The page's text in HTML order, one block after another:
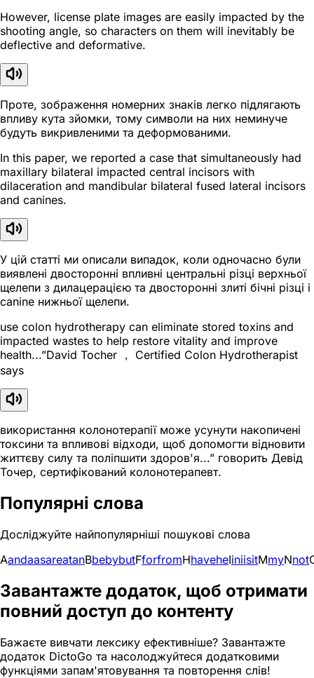
However, license plate images are easily impacted by the
shooting angle, so characters on them will inevitably be
deflective and deformative.
Проте, зображення номерних знаків легко підлягають
впливу кута зйомки, тому символи на них неминуче
будуть викривленими та деформованими.
In this paper, we reported a case that simultaneously had
maxillary bilateral impacted central incisors with
dilaceration and mandibular bilateral fused lateral incisors
and canines.
У цій статті ми описали випадок, коли одночасно були
виявлені двосторонні впливні центральні різці верхньої
щелепи з дилацерацією та двосторонні злиті бічні різці і
canine нижньої щелепи.
use colon hydrotherapy can eliminate stored toxins and
impacted wastes to help restore vitality and improve
health...”David Tocher ， Certified Colon Hydrotherapist
says
використання колонотерапії може усунути накопичені
токсини та впливові відходи, щоб допомогти відновити
життєву силу та поліпшити здоров'я...” говорить Девід
Точер, сертифікований колонотерапевт.
Популярні слова
Досліджуйте найпопулярніші пошукові слова
AandaasareatanBbebybutFforfromHhaveheIiniisitMmyNnot
Завантажте додаток, щоб отримати
повний доступ до контенту
Бажаєте вивчати лексику ефективніше? Завантажте
додаток DictoGo та насолоджуйтеся додатковими
функціями запам'ятовування та повторення слів!